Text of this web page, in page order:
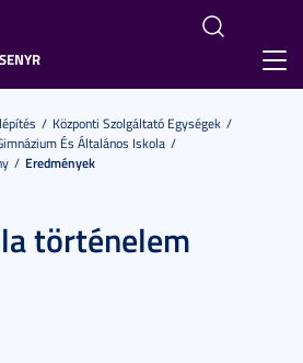
Központi Szolgáltató Egységek
És Általános Iskola
Eredmények
történelem